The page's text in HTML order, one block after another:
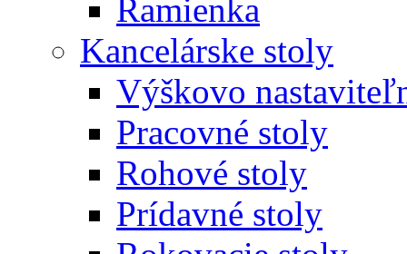
Ramienka
Kancelárske stoly
Výškovo
Pracovné stoly
Rohové stoly
Prídavné stoly